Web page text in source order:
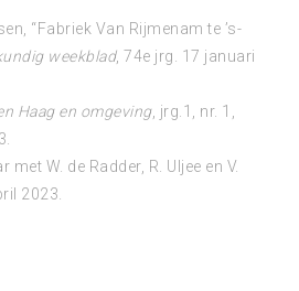
“Fabriek Van Rijmenam te ’s-
weekblad, 74e jrg. 17 januari
Haag en omgeving, jrg.1, nr. 1,
met W. de Radder, R. Uljee en V.
2023.